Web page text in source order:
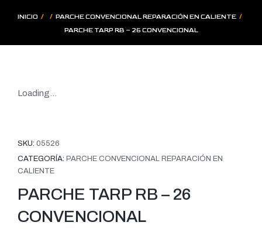
INICIO / / PARCHE CONVENCIONAL REPARACIÓN EN CALIENTE /
PARCHE TARP RB – 26 CONVENCIONAL
Loading...
SKU: 05526
CATEGORÍA: PARCHE CONVENCIONAL REPARACIÓN EN
CALIENTE
PARCHE TARP RB – 26
CONVENCIONAL